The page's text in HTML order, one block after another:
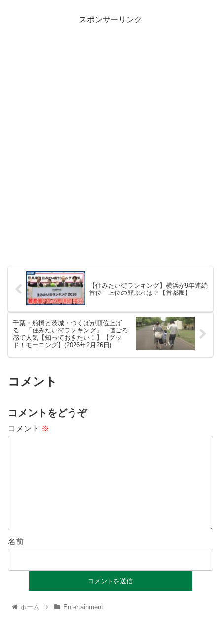
スポンサーリンク
【住みたい街ランキング】横浜が9年連続
首位 上位の顔ぶれは？【首都圏】
千葉・船橋と茨城・つくばが順位上げ
る 「住みたい街ランキング」 値ごろ
感で人気【知っておきたい！】【グッ
ド！モーニング】(2026年2月26日)
コメント
コメントをどうぞ
コメント ※
名前
ホーム Entertainment